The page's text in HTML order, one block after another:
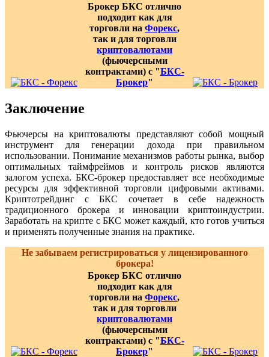
Брокер БКС отлично
подходит как для
торговли на Форекс,
так и для торговли
криптовалютами
(фьючерсными
контрактами) с "БКС-
Брокер"
Заключение
Фьючерсы на криптовалюты представляют собой мощный
инструмент для генерации дохода при правильном
использовании. Понимание механизмов работы рынка, выбор
оптимальных таймфреймов и контроль рисков являются
залогом успеха. БКС-брокер предоставляет все необходимые
ресурсы для эффективной торговли цифровыми активами.
Криптотрейдинг с БКС сочетает в себе надежность
традиционного брокера и инновации криптоиндустрии.
Заработать на крипте с БКС может каждый, кто готов учиться
и применять полученные знания на практике.
Не забываем регистрироваться у лицензированного
брокера!
Брокер БКС отлично
подходит как для
торговли на Форекс,
так и для торговли
криптовалютами
(фьючерсными
контрактами) с "БКС-
Брокер"